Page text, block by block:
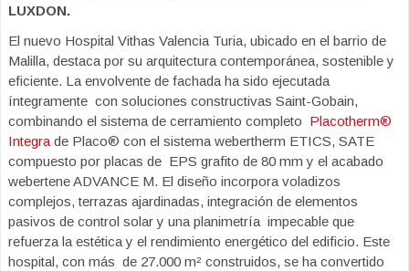
LUXDON.
El nuevo Hospital Vithas Valencia Turia, ubicado en el barrio de
Malilla, destaca por su arquitectura contemporánea, sostenible y
eficiente. La envolvente de fachada ha sido ejecutada
íntegramente con soluciones constructivas Saint-Gobain,
combinando el sistema de cerramiento completo Placotherm®
Integra de Placo® con el sistema webertherm ETICS, SATE
compuesto por placas de EPS grafito de 80 mm y el acabado
webertene ADVANCE M. El diseño incorpora voladizos
complejos, terrazas ajardinadas, integración de elementos
pasivos de control solar y una planimetría impecable que
refuerza la estética y el rendimiento energético del edificio. Este
hospital, con más de 27.000 m² construidos, se ha convertido